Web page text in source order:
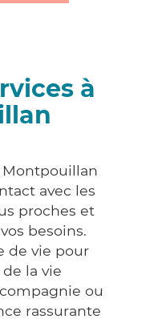
à
Montpouillan
avec les
proches et
besoins.
de vie pour
la vie
ou
rassurante